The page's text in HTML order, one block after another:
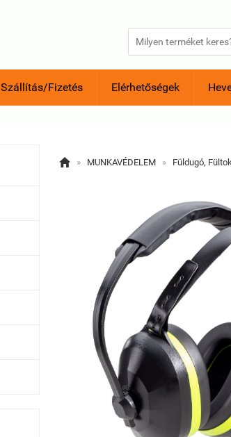
Szállítás/Fizetés Elérhetőségek
 » MUNKAVÉDELEM » Füldugó, Fültok